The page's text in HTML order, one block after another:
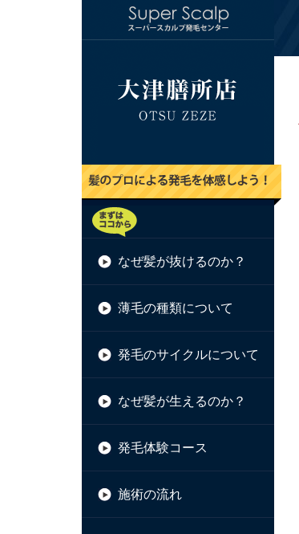
なぜ髪が抜けるのか？
薄毛の種類について
発毛のサイクルについて
なぜ髪が生えるのか？
発毛体験コース
施術の流れ